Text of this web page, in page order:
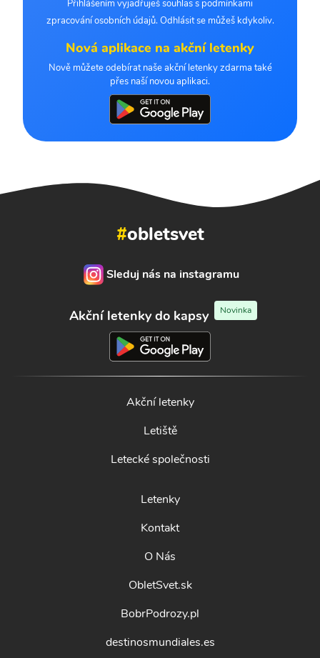
Přihlášením vyjadřuješ souhlas s podmínkami
zpracování osobních údajů. Odhlásit se můžeš kdykoliv.
Nová aplikace na akční letenky
Nově můžete odebírat naše akční letenky zdarma také
přes naší novou aplikaci.
#obletsvet
Sleduj nás na instagramu
Akční letenky do kapsy Novinka
Akční letenky
Letiště
Letecké společnosti
Letenky
Kontakt
O Nás
ObletSvet.sk
BobrPodrozy.pl
destinosmundiales.es